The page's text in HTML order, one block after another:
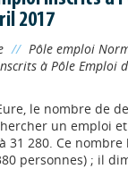
2017
// Pôle emploi
à Pôle Emploi
le nombre de
un emploi
31 280. Ce nombre
personnes) ; il